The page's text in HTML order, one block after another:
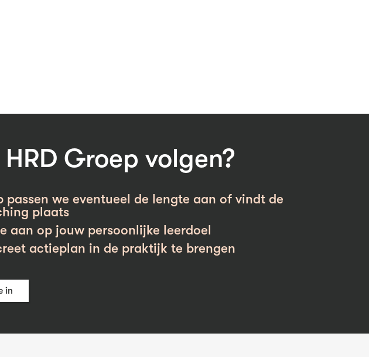
Groep volgen?
we eventueel de lengte aan of vindt de
plaats
aan op jouw persoonlijke leerdoel
actieplan in de praktijk te brengen
in